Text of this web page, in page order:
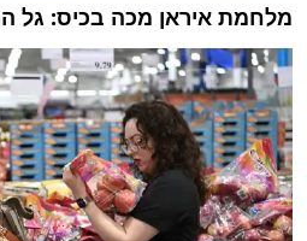
מלחמת איראן מכה בכיס: גל